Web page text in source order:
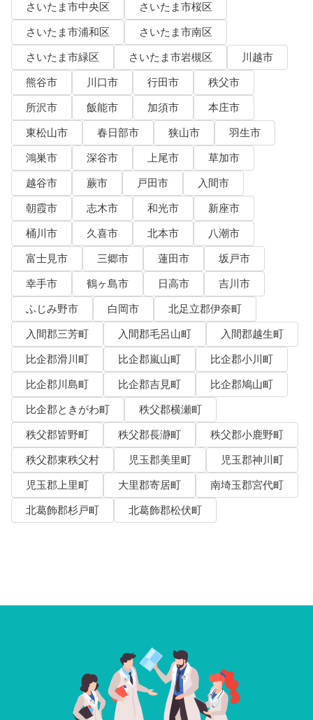
さいたま市中央区
さいたま市桜区
さいたま市浦和区
さいたま市南区
さいたま市緑区
さいたま市岩槻区
川越市
熊谷市
川口市 行田市
秩父市
所沢市
飯能市 加須市
本庄市
東松山市
春日部市 狭山市
羽生市
鴻巣市
深谷市 上尾市
草加市
越谷市
蕨市 戸田市
入間市
朝霞市
志木市 和光市
新座市
桶川市
久喜市 北本市
八潮市
富士見市
三郷市 蓮田市
坂戸市
幸手市
鶴ヶ島市 日高市
吉川市
ふじみ野市
白岡市
北足立郡伊奈町
入間郡三芳町
入間郡毛呂山町
入間郡越生町
比企郡滑川町
比企郡嵐山町
比企郡小川町
比企郡川島町
比企郡吉見町
比企郡鳩山町
比企郡ときがわ町
秩父郡横瀬町
秩父郡皆野町
秩父郡長瀞町
秩父郡小鹿野町
秩父郡東秩父村
児玉郡美里町
児玉郡神川町
児玉郡上里町
大里郡寄居町
南埼玉郡宮代町
北葛飾郡杉戸町
北葛飾郡松伏町